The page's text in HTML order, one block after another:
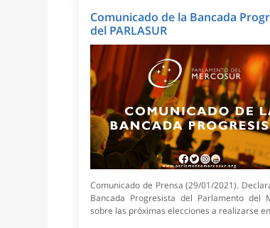
Comunicado de la Bancada
del PARLASUR
Comunicado de Prensa (29/01/2021).
Bancada Progresista del Parlamento del
sobre las próximas elecciones a realizarse